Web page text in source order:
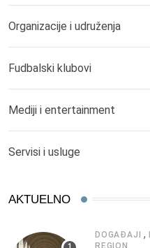
Organizacije i udruženja
Fudbalski klubovi
Mediji i entertainment
Servisi i usluge
AKTUELNO
DOGAĐAJI ,
REGION